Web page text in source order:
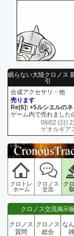
眠らない大陸クロノス
引
合成アクセサリ・他
売ります
08/02 (日)
ゲオルギア
クロトレ
ホーム
クロノス
交流
ク
クロノス交流掲示板
クロノス
質問
クロノス
総合
な